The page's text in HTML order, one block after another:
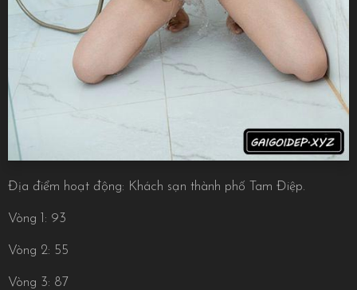
Địa điểm hoạt động: Khách sạn thành phố Tam Điệp.
Vòng 1: 93
Vòng 2: 55
Vòng 3: 87